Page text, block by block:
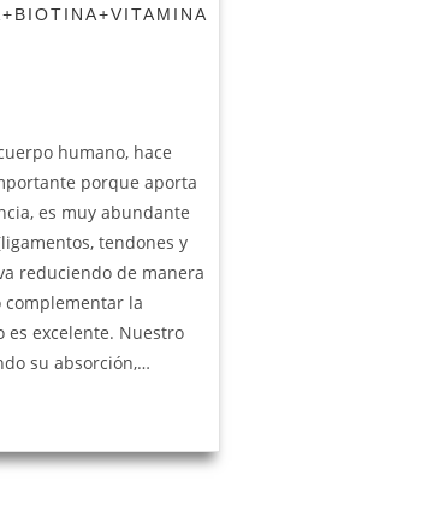
humano, hace
porque aporta
es muy abundante
tendones y
reduciendo de manera
la
excelente. Nuestro
su absorción,…